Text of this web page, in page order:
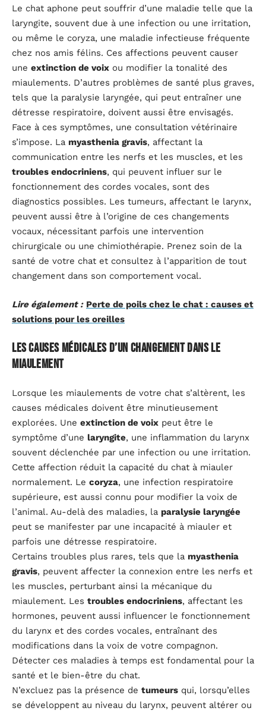
Le chat aphone peut souffrir d’une maladie telle que la
laryngite, souvent due à une infection ou une irritation,
ou même le coryza, une maladie infectieuse fréquente
chez nos amis félins. Ces affections peuvent causer
une extinction de voix ou modifier la tonalité des
miaulements. D’autres problèmes de santé plus graves,
tels que la paralysie laryngée, qui peut entraîner une
détresse respiratoire, doivent aussi être envisagés.
Face à ces symptômes, une consultation vétérinaire
s’impose. La myasthenia gravis, affectant la
communication entre les nerfs et les muscles, et les
troubles endocriniens, qui peuvent influer sur le
fonctionnement des cordes vocales, sont des
diagnostics possibles. Les tumeurs, affectant le larynx,
peuvent aussi être à l’origine de ces changements
vocaux, nécessitant parfois une intervention
chirurgicale ou une chimiothérapie. Prenez soin de la
santé de votre chat et consultez à l’apparition de tout
changement dans son comportement vocal.
Lire également : Perte de poils chez le chat : causes et
solutions pour les oreilles
Les causes médicales d’un changement dans le
miaulement
Lorsque les miaulements de votre chat s’altèrent, les
causes médicales doivent être minutieusement
explorées. Une extinction de voix peut être le
symptôme d’une laryngite, une inflammation du larynx
souvent déclenchée par une infection ou une irritation.
Cette affection réduit la capacité du chat à miauler
normalement. Le coryza, une infection respiratoire
supérieure, est aussi connu pour modifier la voix de
l’animal. Au-delà des maladies, la paralysie laryngée
peut se manifester par une incapacité à miauler et
parfois une détresse respiratoire.
Certains troubles plus rares, tels que la myasthenia
gravis, peuvent affecter la connexion entre les nerfs et
les muscles, perturbant ainsi la mécanique du
miaulement. Les troubles endocriniens, affectant les
hormones, peuvent aussi influencer le fonctionnement
du larynx et des cordes vocales, entraînant des
modifications dans la voix de votre compagnon.
Détecter ces maladies à temps est fondamental pour la
santé et le bien-être du chat.
N’excluez pas la présence de tumeurs qui, lorsqu’elles
se développent au niveau du larynx, peuvent altérer ou